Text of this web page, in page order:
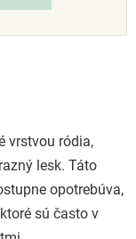
vrstvou ródia,
lesk. Táto
opotrebúva,
sú často v